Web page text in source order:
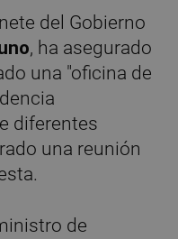
del Gobierno
, ha asegurado
una "oficina de
diferentes
una reunión
de